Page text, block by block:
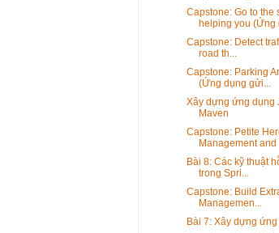
Capstone: Go to the
helping you (Ứng
Capstone: Detect
road th...
Capstone: Parking
(Ứng dụng gửi...
Xây dựng ứng dụng
Maven
Capstone: Petite
Management and
Bài 8: Các kỹ thuật
trong Spri...
Capstone: Build
Managemen...
Bài 7: Xây dựng